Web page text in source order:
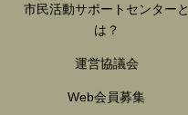
市民活動サポートセンターと
は？
運営協議会
Web会員募集